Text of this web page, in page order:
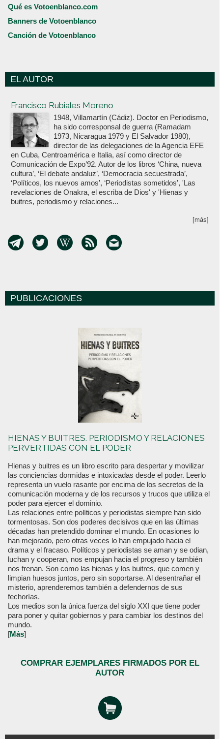
Qué es Votoenblanco.com
Banners de Votoenblanco
Canción de Votoenblanco
EL AUTOR
Francisco Rubiales Moreno
1948, Villamartín (Cádiz). Doctor en Periodismo,
ha sido corresponsal de guerra (Ramadam
1973, Nicaragua 1979 y El Salvador 1980),
director de las delegaciones de la Agencia EFE
en Cuba, Centroamérica e Italia, así como director de
Comunicación de Expo’92. Autor de los libros ‘China, nueva
cultura’, ‘El debate andaluz’, ‘Democracia secuestrada’,
‘Políticos, los nuevos amos’, ‘Periodistas sometidos’, 'Las
revelaciones de Onakra, el escriba de Dios' y 'Hienas y
buitres, periodismo y relaciones...
[más]
PUBLICACIONES
HIENAS Y BUITRES. PERIODISMO Y RELACIONES
PERVERTIDAS CON EL PODER
Hienas y buitres es un libro escrito para despertar y movilizar
las conciencias dormidas e intoxicadas desde el poder. Leerlo
representa un vuelo rasante por encima de los secretos de la
comunicación moderna y de los recursos y trucos que utiliza el
poder para ejercer el dominio.
Las relaciones entre políticos y periodistas siempre han sido
tormentosas. Son dos poderes decisivos que en las últimas
décadas han pretendido dominar el mundo. En ocasiones lo
han mejorado, pero otras veces lo han empujado hacia el
drama y el fracaso. Políticos y periodistas se aman y se odian,
luchan y cooperan, nos empujan hacia el progreso y también
nos frenan. Son como las hienas y los buitres, que comen y
limpian huesos juntos, pero sin soportarse. Al desentrañar el
misterio, aprenderemos también a defendernos de sus
fechorías.
Los medios son la única fuerza del siglo XXI que tiene poder
para poner y quitar gobiernos y para cambiar los destinos del
mundo.
[Más]
COMPRAR EJEMPLARES FIRMADOS POR EL
AUTOR